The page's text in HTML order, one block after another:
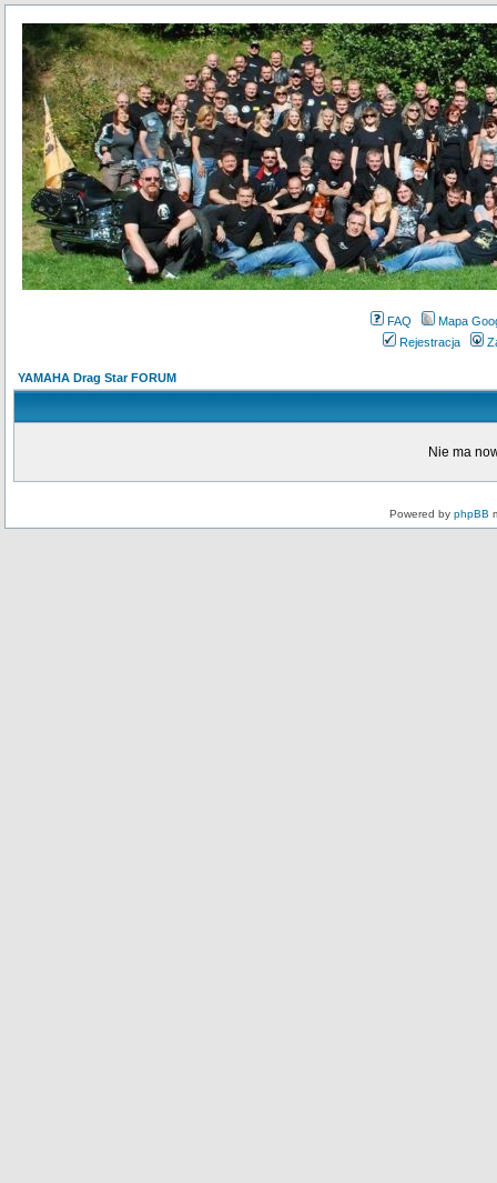
FAQ
Mapa
Rejestracja
YAMAHA Drag Star FORUM
Nie ma
Powered by phpBB